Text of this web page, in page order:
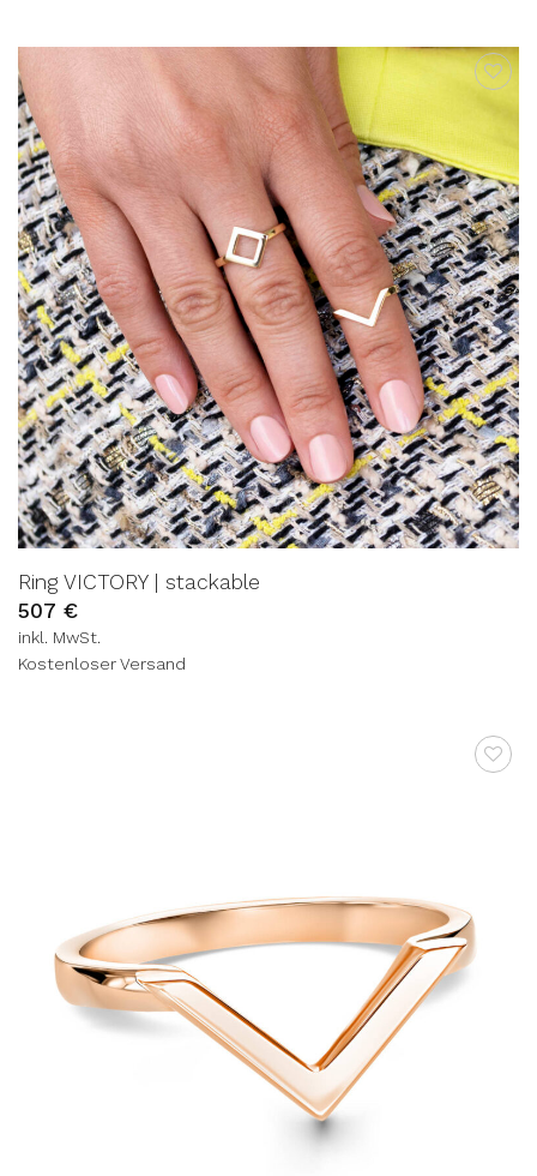
WUNSCHLISTE
Ring VICTORY | stackable
507 €
inkl. MwSt.
Kostenloser Versand